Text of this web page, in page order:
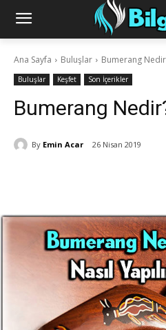
Ana Sayfa Buluşlar Bumerang
Buluşlar Keşfet Son İçerikler
Bumerang
By Emin Acar 26 Nisan 2019